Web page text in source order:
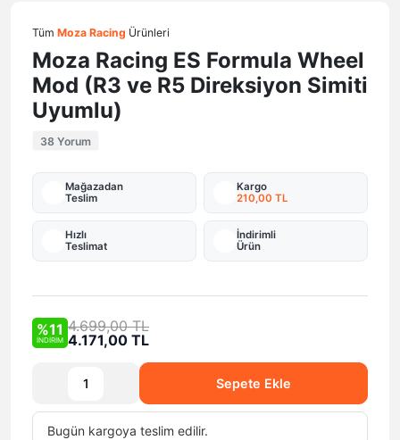
Tüm Moza Racing Ürünleri
Moza Racing ES Formula Wheel
Mod (R3 ve R5 Direksiyon Simiti
Uyumlu)
38 Yorum
Mağazadan
Teslim
Kargo
210,00 TL
Hızlı
Teslimat
İndirimli
Ürün
%11
İNDİRİM
4.699,00 TL
4.171,00 TL
Sepete Ekle
Bugün kargoya teslim edilir.